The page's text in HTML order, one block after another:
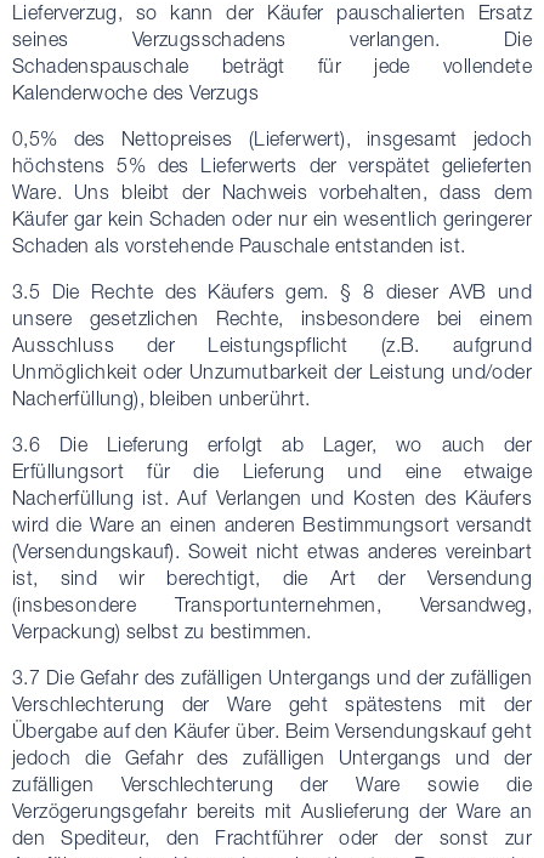
Lieferverzug, so kann der Käufer pauschalierten Ersatz
seines Verzugsschadens verlangen. Die
Schadenspauschale beträgt für jede vollendete
Kalenderwoche des Verzugs
0,5% des Nettopreises (Lieferwert), insgesamt jedoch
höchstens 5% des Lieferwerts der verspätet gelieferten
Ware. Uns bleibt der Nachweis vorbehalten, dass dem
Käufer gar kein Schaden oder nur ein wesentlich geringerer
Schaden als vorstehende Pauschale entstanden ist.
3.5 Die Rechte des Käufers gem. § 8 dieser AVB und
unsere gesetzlichen Rechte, insbesondere bei einem
Ausschluss der Leistungspflicht (z.B. aufgrund
Unmöglichkeit oder Unzumutbarkeit der Leistung und/oder
Nacherfüllung), bleiben unberührt.
3.6 Die Lieferung erfolgt ab Lager, wo auch der
Erfüllungsort für die Lieferung und eine etwaige
Nacherfüllung ist. Auf Verlangen und Kosten des Käufers
wird die Ware an einen anderen Bestimmungsort versandt
(Versendungskauf). Soweit nicht etwas anderes vereinbart
ist, sind wir berechtigt, die Art der Versendung
(insbesondere Transportunternehmen, Versandweg,
Verpackung) selbst zu bestimmen.
3.7 Die Gefahr des zufälligen Untergangs und der zufälligen
Verschlechterung der Ware geht spätestens mit der
Übergabe auf den Käufer über. Beim Versendungskauf geht
jedoch die Gefahr des zufälligen Untergangs und der
zufälligen Verschlechterung der Ware sowie die
Verzögerungsgefahr bereits mit Auslieferung der Ware an
den Spediteur, den Frachtführer oder der sonst zur